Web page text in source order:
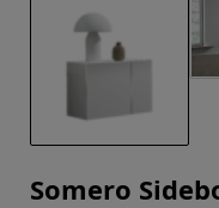
Somero